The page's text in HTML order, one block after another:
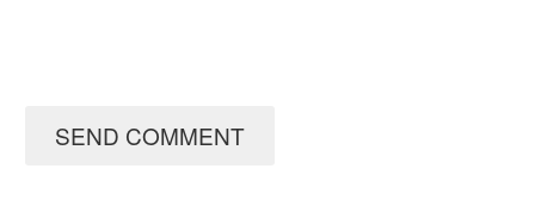
SEND COMMENT